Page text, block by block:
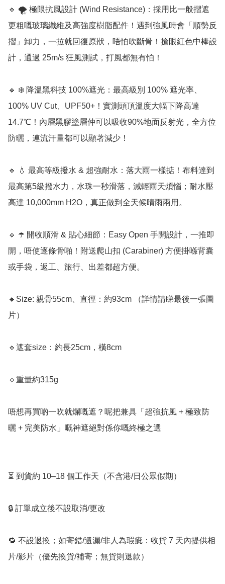
🔹 🌪️ 極限抗風設計 (Wind Resistance)：採用比一般摺遮
更粗嘅玻璃纖維及高強度樹脂配件！遇到強風時會「順勢反
摺」卸力，一拉就回復原狀，唔怕吹斷骨！搶眼紅色中棒設
計，通過 25m/s 狂風測試，打風都無有怕！
🔹 ❄️ 降溫黑科技 100%遮光：最高級別 100% 遮光率、
100% UV Cut、UPF50+！實測頭頂溫度大幅下降高達
14.7℃！內層黑膠塗層仲可以吸收90%地面反射光，全方位
防曬，連流汗量都可以顯著減少！
🔹 💧 最高等級撥水 & 超強耐水：落大雨一樣掂！布料達到
最高第5級撥水力，水珠一秒滑落，減輕雨天煩惱；耐水壓
高達 10,000mm H2O，真正做到全天候晴雨兩用。
🔹 ☂️ 開收順滑 & 貼心細節：Easy Open 手開設計，一推即
開，唔使逐條骨啪！附送爬山扣 (Carabiner) 方便掛喺背囊
或手袋，返工、旅行、出差都超方便。
🔹Size: 親骨55cm、直徑：約93cm （詳情請睇最後一張圖
片）
🔹遮套size：約長25cm，橫8cm
🔹重量約315g
唔想再買啲一吹就爛嘅遮？呢把兼具「超強抗風 + 極致防
曬 + 完美防水」嘅神遮絕對係你嘅終極之選
⏳ 到貨約 10–18 個工作天（不含港/日公眾假期）
🔒 訂單成立後不設取消/更改
🔁 不設退換；如寄錯/遺漏/非人為瑕疵：收貨 7 天內提供相
片/影片（優先換貨/補寄；無貨則退款）